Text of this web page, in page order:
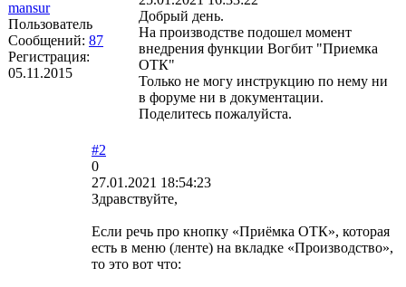
mansur
Пользователь
Сообщений: 87
Регистрация:
05.11.2015
Добрый день.
На производстве подошел момент
внедрения функции Вогбит "Приемка
ОТК"
Только не могу инструкцию по нему ни
в форуме ни в документации.
Поделитесь пожалуйста.
#2
0
27.01.2021 18:54:23
Здравствуйте,
Если речь про кнопку «Приёмка ОТК», которая
есть в меню (ленте) на вкладке «Производство»,
то это вот что: